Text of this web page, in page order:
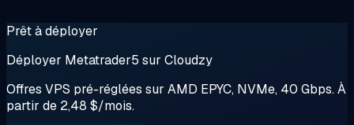
Prêt à déployer
Déployer Metatrader5 sur Cloudzy
Offres VPS pré-réglées sur AMD EPYC, NVMe, 40 Gbps. À
partir de 2,48 $/mois.